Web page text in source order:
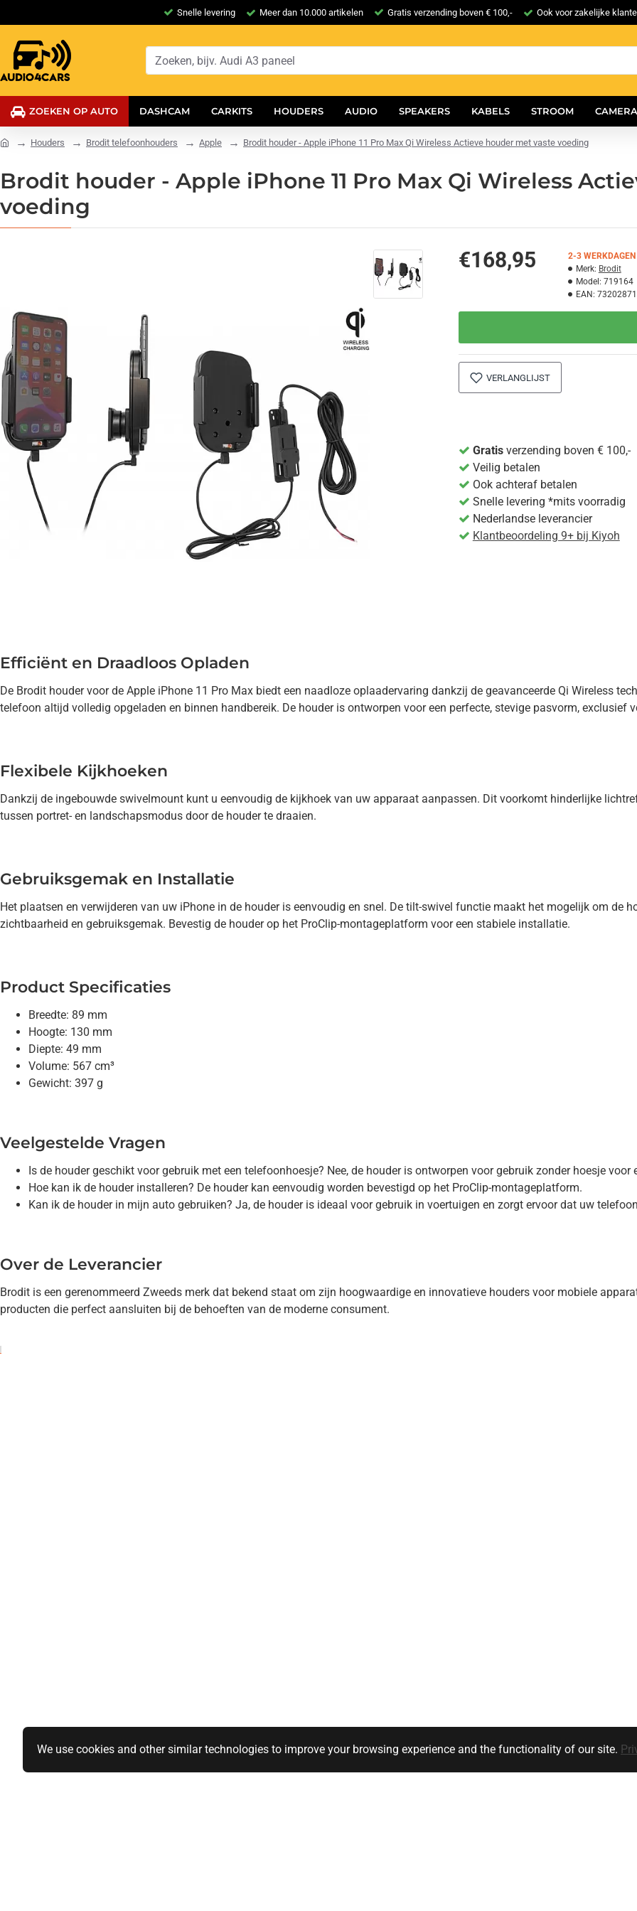
Snelle levering Meer dan 10.000 artikelen Gratis verzending boven € 100,- Ook voor zakelijke
ZOEKEN OP AUTO DASHCAM CARKITS HOUDERS AUDIO SPEAKERS KABELS STROOM
Houders Brodit telefoonhouders Apple Brodit houder - Apple iPhone 11 Pro Max Qi Wireless Actieve houder met vaste voeding
Brodit houder - Apple iPhone 11 Pro Max Qi Wireless
voeding
€168,95
2-3
Merk: Brodit
Model: 719164
EAN:
VERLANGLIJST
Gratisverzending boven € 100,-
Veilig betalen
Ook achteraf betalen
Snelle levering *mits voorradig
Nederlandse leverancier
Klantbeoordeling 9+ bij Kiyoh
Efficiënt en Draadloos Opladen
De Brodit houder voor de Apple iPhone 11 Pro Max biedt een naadloze oplaadervaring dankzij de geavanceerde Qi Wireless
telefoon altijd volledig opgeladen en binnen handbereik. De houder is ontworpen voor een perfecte, stevige pasvorm, exclusief
Flexibele Kijkhoeken
Dankzij de ingebouwde swivelmount kunt u eenvoudig de kijkhoek van uw apparaat aanpassen. Dit voorkomt hinderlijke
tussen portret- en landschapsmodus door de houder te draaien.
Gebruiksgemak en Installatie
Het plaatsen en verwijderen van uw iPhone in de houder is eenvoudig en snel. De tilt-swivel functie maakt het mogelijk om de
zichtbaarheid en gebruiksgemak. Bevestig de houder op het ProClip-montageplatform voor een stabiele installatie.
Product Specificaties
Breedte: 89 mm
Hoogte: 130 mm
Diepte: 49 mm
Volume: 567 cm³
Gewicht: 397 g
Veelgestelde Vragen
Is de houder geschikt voor gebruik met een telefoonhoesje? Nee, de houder is ontworpen voor gebruik zonder hoesje voor
Hoe kan ik de houder installeren? De houder kan eenvoudig worden bevestigd op het ProClip-montageplatform.
Kan ik de houder in mijn auto gebruiken? Ja, de houder is ideaal voor gebruik in voertuigen en zorgt ervoor dat uw
Over de Leverancier
Brodit is een gerenommeerd Zweeds merk dat bekend staat om zijn hoogwaardige en innovatieve houders voor mobiele
producten die perfect aansluiten bij de behoeften van de moderne consument.
We use cookies and other similar technologies to improve your browsing experience and the functionality of our site.